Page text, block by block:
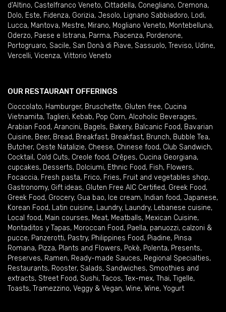
d'Altino, Castelfranco Veneto, Cittadella, Conegliano, Cremona,
Dolo, Este, Fidenza, Gorizia, Jesolo, Lignano Sabbiadoro, Lodi,
Lucca, Mantova, Mestre, Mirano, Mogliano Veneto, Montebelluna,
Oderzo, Paese e Istrana, Parma, Piacenza, Pordenone,
Portogruaro, Sacile, San Donà di Piave, Sassuolo, Treviso, Udine,
Vercelli, Vicenza, Vittorio Veneto
OUR RESTAURANT OFFERINGS
Cioccolato, Hamburger, Bruschette, Gluten free, Cucina
Vietnamita, Taglieri, Kebab, Pop Corn, Alcoholic Beverages,
Arabian Food, Arancini, Bagels, Bakery, Balcanic Food, Bavarian
Cuisine, Beer, Bread, Breakfast, Breakfast, Brunch, Bubble Tea,
Butcher, Ceste Natalizie, Cheese, Chinese food, Club Sandwich,
Cocktail , Cold Cuts, Creole food, Crêpes, Cucina Georgiana,
cupcakes, Desserts, Dolciumi, Ethnic Food, Fish, Flowers,
Focaccia, Fresh pasta, Frico, Fries, Fruit and vegetables shop,
Gastronomy, Gift ideas, Gluten Free AIC Certified, Greek Food,
Greek Food, Grocery, Gua bao, Ice cream, Indian food, Japanese,
Korean Food, Latin cuisine, Laundry, Laundry, Lebanese cuisine,
Local food, Main courses, Meat, Meatballs, Mexican Cuisine,
Montaditos y Tapas, Moroccan Food, Paella, panuozzi, calzoni &
pucce, Panzerotti, Pastry, Philippines Food, Piadine, Pinsa
Romana, Pizza, Plants and Flowers, Pokè, Polenta, Presents,
Preserves, Ramen, Ready-made Sauces, Regional Specialties,
Restaurants, Rooster, Salads, Sandwiches, Smoothies and
extracts, Street Food, Sushi, Tacos, Tex-mex, Thai, Tigelle,
Toasts, Tramezzino, Veggy & Vegan, Wine, Wine, Yogurt